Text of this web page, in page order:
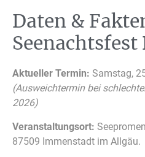
Daten &
Seenachtsfest
Aktueller Termin: Samstag,
(Ausweichtermin bei
2026)
Veranstaltungsort:
87509 Immenstadt im Allgäu.